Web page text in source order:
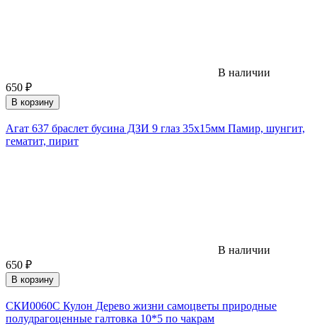
В наличии
650 ₽
В корзину
Агат 637 браслет бусина ДЗИ 9 глаз 35х15мм Памир, шунгит,
гематит, пирит
В наличии
650 ₽
В корзину
СКИ0060С Кулон Дерево жизни самоцветы природные
полудрагоценные галтовка 10*5 по чакрам